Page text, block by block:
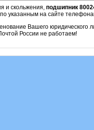
и скольжения, подшипник
указанным на сайте
Вашего
России не работаем!